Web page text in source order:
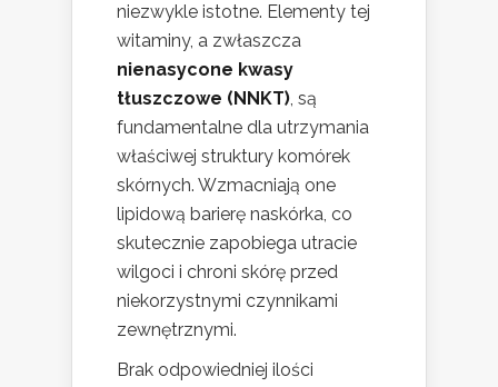
niezwykle istotne. Elementy tej
witaminy, a zwłaszcza
nienasycone kwasy
tłuszczowe (NNKT), są
fundamentalne dla utrzymania
właściwej struktury komórek
skórnych. Wzmacniają one
lipidową barierę naskórka, co
skutecznie zapobiega utracie
wilgoci i chroni skórę przed
niekorzystnymi czynnikami
zewnętrznymi.
Brak odpowiedniej ilości